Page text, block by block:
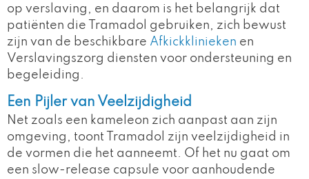
op verslaving, en daarom is het belangrijk dat
patiënten die Tramadol gebruiken, zich bewust
zijn van de beschikbare Afkickklinieken en
Verslavingszorg diensten voor ondersteuning en
begeleiding.
Een Pijler van Veelzijdigheid
Net zoals een kameleon zich aanpast aan zijn
omgeving, toont Tramadol zijn veelzijdigheid in
de vormen die het aanneemt. Of het nu gaat om
een slow-release capsule voor aanhoudende